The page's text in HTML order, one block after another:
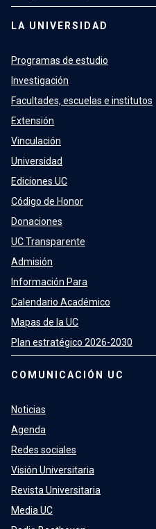
LA UNIVERSIDAD
Programas de estudio
Investigación
Facultades, escuelas e institutos
Extensión
Vinculación
Universidad
Ediciones UC
Código de Honor
Donaciones
UC Transparente
Admisión
Información Para
Calendario Académico
Mapas de la UC
Plan estratégico 2026-2030
COMUNICACIÓN UC
Noticias
Agenda
Redes sociales
Visión Universitaria
Revista Universitaria
Media UC